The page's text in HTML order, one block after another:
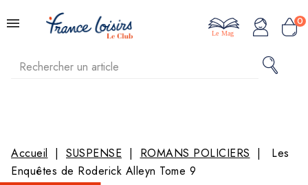
0
Le Mag
Accueil SUSPENSE ROMANS POLICIERS
Les
Enquêtes de Roderick Alleyn Tome 9